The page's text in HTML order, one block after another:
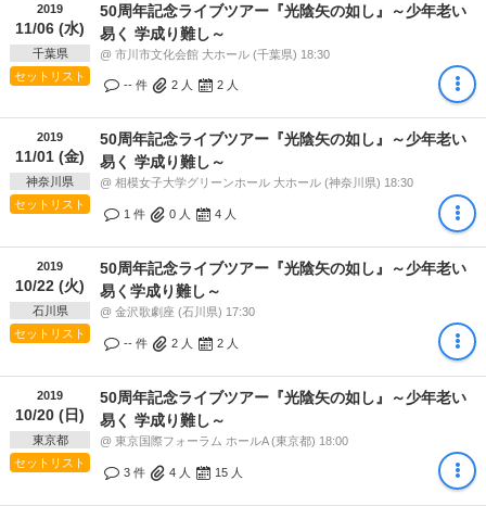
2019
11/06 (水)
千葉県
セットリスト
50周年記念ライブツアー『光陰矢の如し』～少年老い
易く 学成り難し～
@ 市川市文化会館 大ホール (千葉県) 18:30
-- 件 2 人 2 人
2019
11/01 (金)
神奈川県
セットリスト
50周年記念ライブツアー『光陰矢の如し』～少年老い
易く 学成り難し～
@ 相模女子大学グリーンホール 大ホール (神奈川県) 18:30
1 件 0 人 4 人
2019
10/22 (火)
石川県
セットリスト
50周年記念ライブツアー『光陰矢の如し』～少年老い
易く学成り難し～
@ 金沢歌劇座 (石川県) 17:30
-- 件 2 人 2 人
2019
10/20 (日)
東京都
セットリスト
50周年記念ライブツアー『光陰矢の如し』～少年老い
易く 学成り難し～
@ 東京国際フォーラム ホールA (東京都) 18:00
3 件 4 人 15 人